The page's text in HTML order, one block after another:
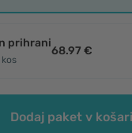
prihrani
68.97 €
Dodaj paket v